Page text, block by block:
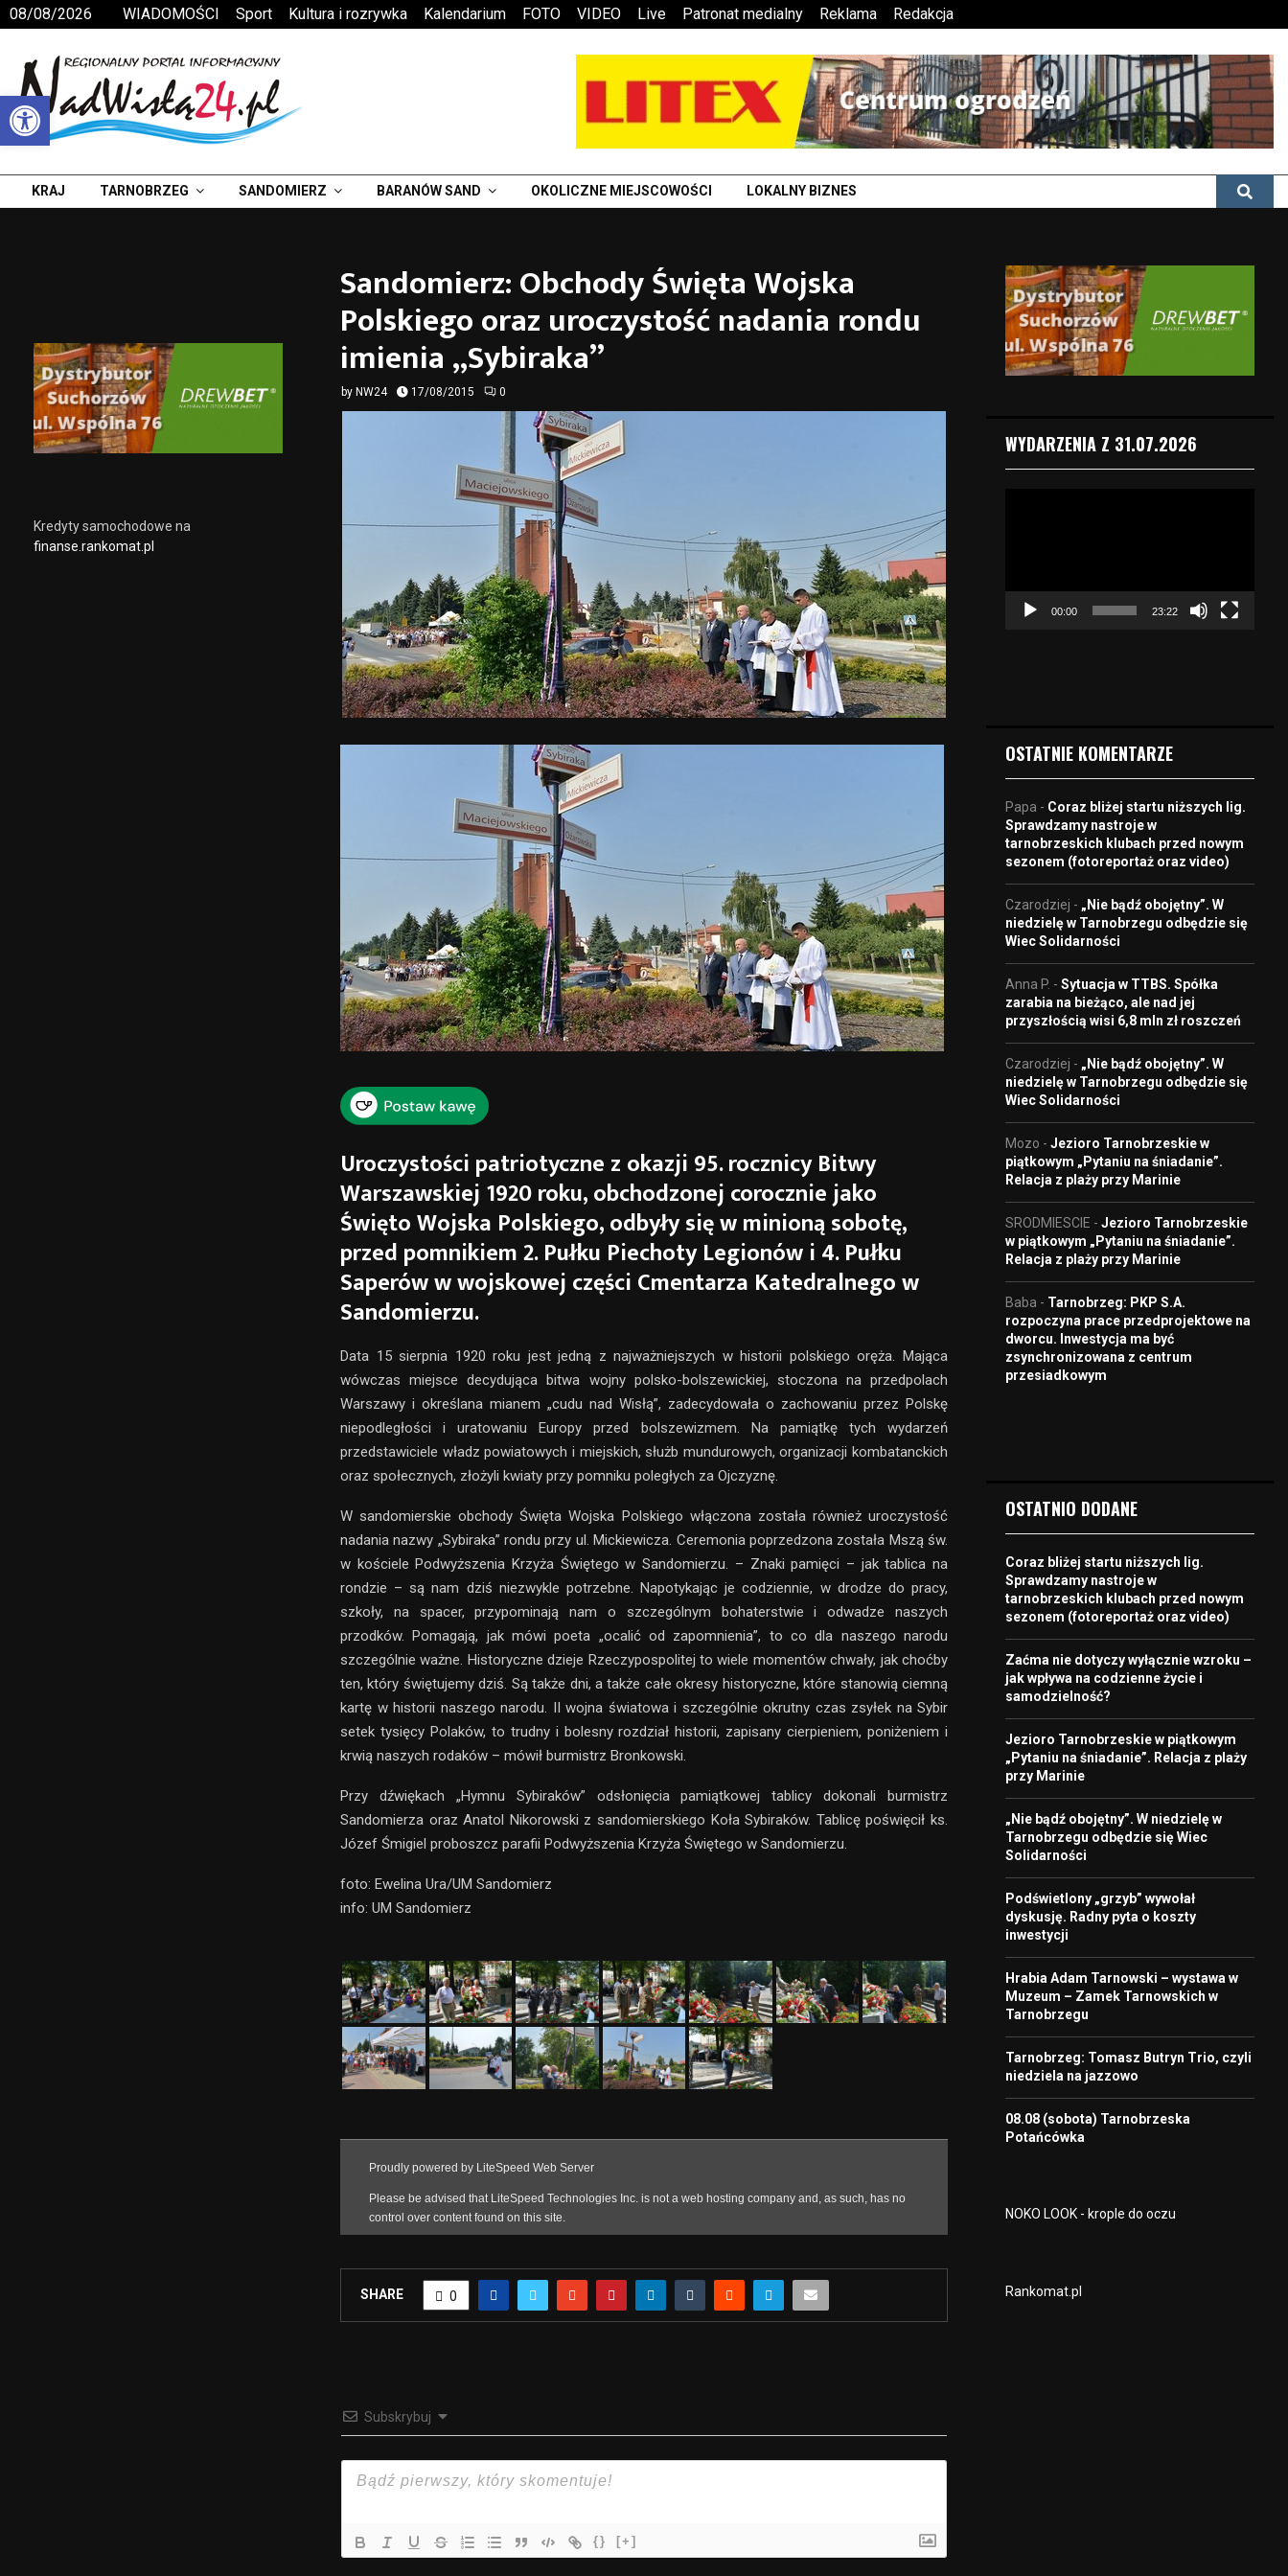
Otwórz pasek narzędzi
08/08/2026 WIADOMOŚCI Sport Kultura i rozrywka Kalendarium FOTO VIDEO Live Patronat medialny Reklama Redakcja
KRAJ TARNOBRZEG SANDOMIERZ BARANÓW SAND OKOLICZNE MIEJSCOWOŚCI LOKALNY BIZNES
Sandomierz: Obchody Święta Wojska
Polskiego oraz uroczystość nadania rondu
imienia „Sybiraka”
by NW24 17/08/2015 0
Uroczystości patriotyczne z okazji 95. rocznicy Bitwy
Warszawskiej 1920 roku, obchodzonej corocznie jako
Święto Wojska Polskiego, odbyły się w minioną sobotę,
przed pomnikiem 2. Pułku Piechoty Legionów i 4. Pułku
Saperów w wojskowej części Cmentarza Katedralnego w
Sandomierzu.
Data 15 sierpnia 1920 roku jest jedną z najważniejszych w historii polskiego oręża. Mająca
wówczas miejsce decydująca bitwa wojny polsko-bolszewickiej, stoczona na przedpolach
Warszawy i określana mianem „cudu nad Wisłą”, zadecydowała o zachowaniu przez Polskę
niepodległości i uratowaniu Europy przed bolszewizmem. Na pamiątkę tych wydarzeń
przedstawiciele władz powiatowych i miejskich, służb mundurowych, organizacji kombatanckich
oraz społecznych, złożyli kwiaty przy pomniku poległych za Ojczyznę.
W sandomierskie obchody Święta Wojska Polskiego włączona została również uroczystość
nadania nazwy „Sybiraka” rondu przy ul. Mickiewicza. Ceremonia poprzedzona została Mszą św.
w kościele Podwyższenia Krzyża Świętego w Sandomierzu. – Znaki pamięci – jak tablica na
rondzie – są nam dziś niezwykle potrzebne. Napotykając je codziennie, w drodze do pracy,
szkoły, na spacer, przypominają nam o szczególnym bohaterstwie i odwadze naszych
przodków. Pomagają, jak mówi poeta „ocalić od zapomnienia”, to co dla naszego narodu
szczególnie ważne. Historyczne dzieje Rzeczypospolitej to wiele momentów chwały, jak choćby
ten, który świętujemy dziś. Są także dni, a także całe okresy historyczne, które stanowią ciemną
kartę w historii naszego narodu. II wojna światowa i szczególnie okrutny czas zsyłek na Sybir
setek tysięcy Polaków, to trudny i bolesny rozdział historii, zapisany cierpieniem, poniżeniem i
krwią naszych rodaków – mówił burmistrz Bronkowski.
Przy dźwiękach „Hymnu Sybiraków” odsłonięcia pamiątkowej tablicy dokonali burmistrz
Sandomierza oraz Anatol Nikorowski z sandomierskiego Koła Sybiraków. Tablicę poświęcił ks.
Józef Śmigiel proboszcz parafii Podwyższenia Krzyża Świętego w Sandomierzu.
foto: Ewelina Ura/UM Sandomierz
info: UM Sandomierz
SHARE 0
Subskrybuj
{} [+]
Kredyty samochodowe na
finanse.rankomat.pl
WYDARZENIA Z 31.07.2026
e
o
00:00 23:22
OSTATNIE KOMENTARZE
Papa - Coraz bliżej startu niższych lig.
Sprawdzamy nastroje w
tarnobrzeskich klubach przed nowym
sezonem (fotoreportaż oraz video)
Czarodziej - „Nie bądź obojętny”. W
niedzielę w Tarnobrzegu odbędzie się
Wiec Solidarności
Anna P. - Sytuacja w TTBS. Spółka
zarabia na bieżąco, ale nad jej
przyszłością wisi 6,8 mln zł roszczeń
Czarodziej - „Nie bądź obojętny”. W
niedzielę w Tarnobrzegu odbędzie się
Wiec Solidarności
Mozo - Jezioro Tarnobrzeskie w
piątkowym „Pytaniu na śniadanie”.
Relacja z plaży przy Marinie
SRODMIESCIE - Jezioro Tarnobrzeskie
w piątkowym „Pytaniu na śniadanie”.
Relacja z plaży przy Marinie
Baba - Tarnobrzeg: PKP S.A.
rozpoczyna prace przedprojektowe na
dworcu. Inwestycja ma być
zsynchronizowana z centrum
przesiadkowym
OSTATNIO DODANE
Coraz bliżej startu niższych lig.
Sprawdzamy nastroje w
tarnobrzeskich klubach przed nowym
sezonem (fotoreportaż oraz video)
Zaćma nie dotyczy wyłącznie wzroku –
jak wpływa na codzienne życie i
samodzielność?
Jezioro Tarnobrzeskie w piątkowym
„Pytaniu na śniadanie”. Relacja z plaży
przy Marinie
„Nie bądź obojętny”. W niedzielę w
Tarnobrzegu odbędzie się Wiec
Solidarności
Podświetlony „grzyb” wywołał
dyskusję. Radny pyta o koszty
inwestycji
Hrabia Adam Tarnowski – wystawa w
Muzeum – Zamek Tarnowskich w
Tarnobrzegu
Tarnobrzeg: Tomasz Butryn Trio, czyli
niedziela na jazzowo
08.08 (sobota) Tarnobrzeska
Potańcówka
NOKO LOOK - krople do oczu
Rankomat.pl